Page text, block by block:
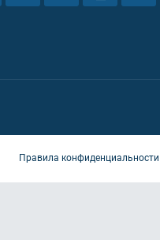
Правила конфиденциальности